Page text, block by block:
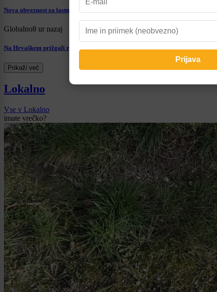
Nova obveznost za lastnike mačk, a kdor pohiti, bo plačal manj
Globalno8 ur nazaj
Na Hrvaškem prižgali rdeči alarm zaradi nevarne vročine
Prikaži več
Lokalno
Vse v Lokalno
imate vrečko?